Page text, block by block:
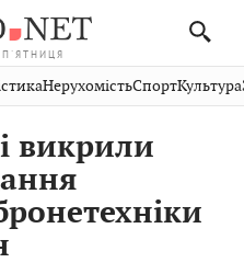
П'ЯТНИЦЯ
Публікації
Авто СловкоКультура
Кіно Дім СпортКраєзнавство
ФотоОсвіта
тварини
НерухомістьСпортКультура
викрили